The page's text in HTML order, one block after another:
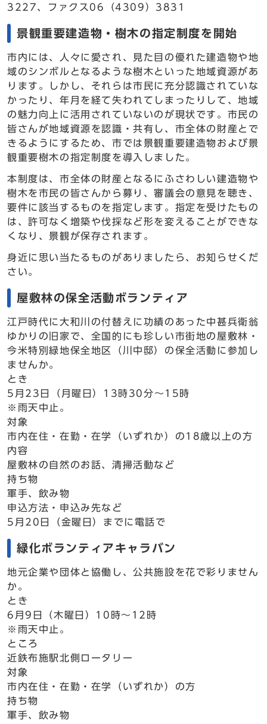
3227、ファクス06（4309）3831
景観重要建造物・樹木の指定制度を開始
市内には、人々に愛され、見た目の優れた建造物や地
域のシンボルとなるような樹木といった地域資源があ
ります。しかし、それらは市民に充分認識されていな
かったり、年月を経て失われてしまったりして、地域
の魅力向上に活用されていないのが現状です。市民の
皆さんが地域資源を認識・共有し、市全体の財産とで
きるようにするため、市では景観重要建造物および景
観重要樹木の指定制度を導入しました。
本制度は、市全体の財産となるにふさわしい建造物や
樹木を市民の皆さんから募り、審議会の意見を聴き、
要件に該当するものを指定します。指定を受けたもの
は、許可なく増築や伐採など形を変えることができな
くなり、景観が保存されます。
身近に思い当たるものがありましたら、お知らせくだ
さい。
屋敷林の保全活動ボランティア
江戸時代に大和川の付替えに功績のあった中甚兵衛翁
ゆかりの旧家で、全国的にも珍しい市街地の屋敷林・
今米特別緑地保全地区（川中邸）の保全活動に参加し
ませんか。
とき
5月23日（月曜日）13時30分～15時
※雨天中止。
対象
市内在住・在勤・在学（いずれか）の18歳以上の方
内容
屋敷林の自然のお話、清掃活動など
持ち物
軍手、飲み物
申込方法・申込み先など
5月20日（金曜日）までに電話で
緑化ボランティアキャラバン
地元企業や団体と協働し、公共施設を花で彩りません
か。
とき
6月9日（木曜日）10時～12時
※雨天中止。
ところ
近鉄布施駅北側ロータリー
対象
市内在住・在勤・在学（いずれか）の方
持ち物
軍手、飲み物